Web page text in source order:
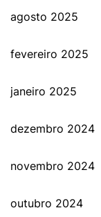
agosto 2025
fevereiro 2025
janeiro 2025
dezembro 2024
novembro 2024
outubro 2024